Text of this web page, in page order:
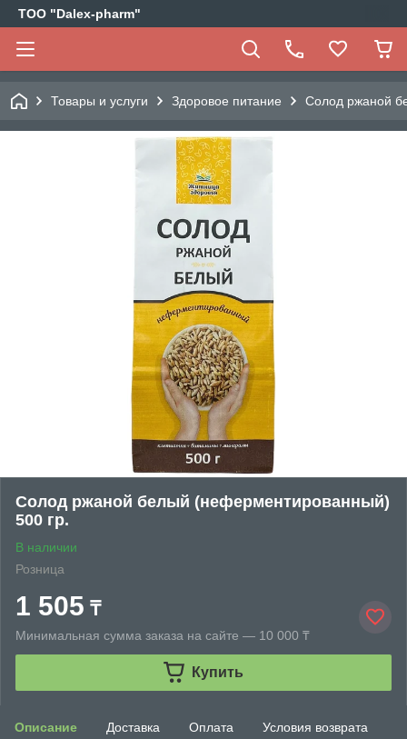
ТОО "Dalex-pharm"
Товары и услуги Здоровое питание Солод ржаной
Солод ржаной белый (неферментированный)
500 гр.
В наличии
Розница
1 505 ₸
Минимальная сумма заказа на сайте — 10 000 ₸
Купить
Описание Доставка Оплата Условия возврата